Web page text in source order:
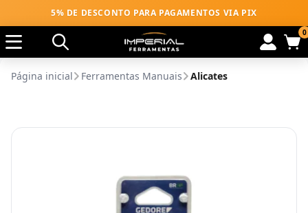
5% DE DESCONTO PARA PAGAMENTOS VIA PIX
0
Página inicial Ferramentas Manuais Alicates